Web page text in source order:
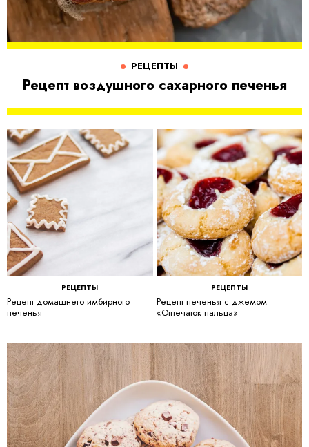
РЕЦЕПТЫ
Рецепт воздушного сахарного печенья
РЕЦЕПТЫ
Рецепт домашнего имбирного
печенья
РЕЦЕПТЫ
Рецепт печенья с джемом
«Отпечаток пальца»